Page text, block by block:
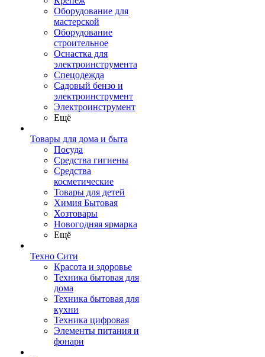
Оборудование для
мастерской
Оборудование
строительное
Оснастка для
электроинструмента
Спецодежда
Садовый бензо и
электроинструмент
Электроинструмент
Ещё
Товары для дома и быта
Посуда
Средства гигиены
Средства
косметические
Товары для детей
Химия Бытовая
Хозтовары
Новогодняя ярмарка
Ещё
Техно Сити
Красота и здоровье
Техника бытовая для
дома
Техника бытовая для
кухни
Техника цифровая
Элементы питания и
фонари